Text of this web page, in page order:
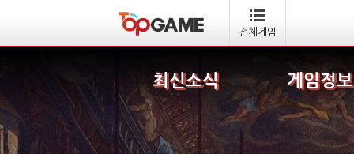
전체게임
최신소식 게임정보